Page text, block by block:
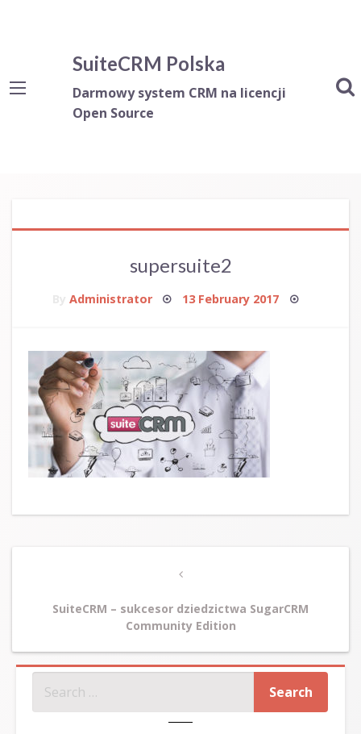
SuiteCRM Polska
Darmowy system CRM na licencji
Open Source
supersuite2
Administrator Posted
13 February 2017
Previous
SuiteCRM – sukcesor dziedzictwa SugarCRM
Community Edition